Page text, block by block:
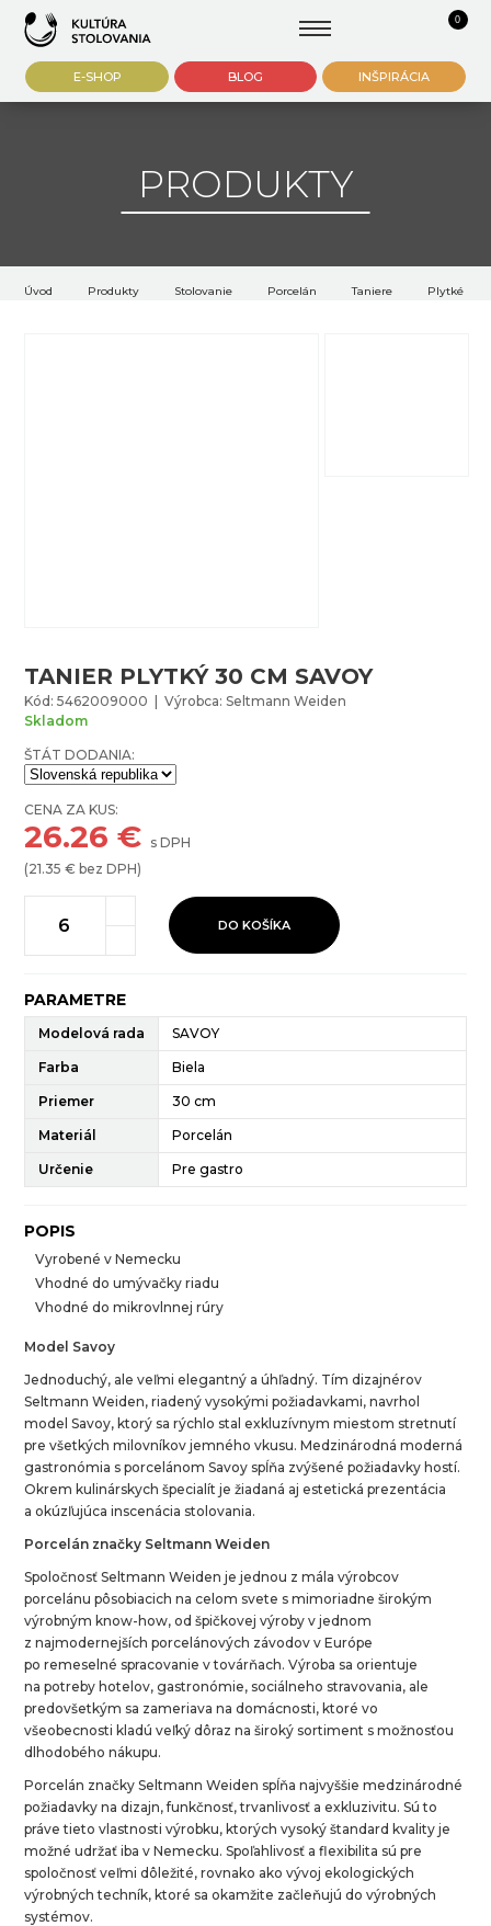
0
E-SHOP BLOG INŠPIRÁCIA
PRODUKTY
Úvod Produkty Stolovanie Porcelán Taniere Plytké
TANIER PLYTKÝ 30 CM SAVOY
Kód: 5462009000 | Výrobca: Seltmann Weiden
Skladom
ŠTÁT DODANIA:
CENA ZA KUS:
26.26 € s DPH
(21.35 € bez DPH)
DO KOŠÍKA
PARAMETRE
Modelová rada SAVOY
Farba Biela
Priemer 30 cm
Materiál Porcelán
Určenie Pre gastro
POPIS
Vyrobené v Nemecku
Vhodné do umývačky riadu
Vhodné do mikrovlnnej rúry
Model Savoy
Jednoduchý, ale veľmi elegantný a úhľadný. Tím dizajnérov
Seltmann Weiden, riadený vysokými požiadavkami, navrhol
model Savoy, ktorý sa rýchlo stal exkluzívnym miestom stretnutí
pre všetkých milovníkov jemného vkusu. Medzinárodná moderná
gastronómia s porcelánom Savoy spĺňa zvýšené požiadavky hostí.
Okrem kulinárskych špecialít je žiadaná aj estetická prezentácia
a okúzľujúca inscenácia stolovania.
Porcelán značky Seltmann Weiden
Spoločnosť Seltmann Weiden je jednou z mála výrobcov
porcelánu pôsobiacich na celom svete s mimoriadne širokým
výrobným know-how, od špičkovej výroby v jednom
z najmodernejších porcelánových závodov v Európe
po remeselné spracovanie v továrňach. Výroba sa orientuje
na potreby hotelov, gastronómie, sociálneho stravovania, ale
predovšetkým sa zameriava na domácnosti, ktoré vo
všeobecnosti kladú veľký dôraz na široký sortiment s možnosťou
dlhodobého nákupu.
Porcelán značky Seltmann Weiden spĺňa najvyššie medzinárodné
požiadavky na dizajn, funkčnosť, trvanlivosť a exkluzivitu. Sú to
práve tieto vlastnosti výrobku, ktorých vysoký štandard kvality je
možné udržať iba v Nemecku. Spoľahlivosť a flexibilita sú pre
spoločnosť veľmi dôležité, rovnako ako vývoj ekologických
výrobných techník, ktoré sa okamžite začleňujú do výrobných
systémov.